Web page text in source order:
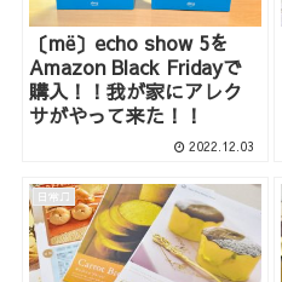
〔më〕echo show 5を
Amazon Black Fridayで
購入！！我が家にアレク
サがやって来た！！
2022.12.03
日常♫